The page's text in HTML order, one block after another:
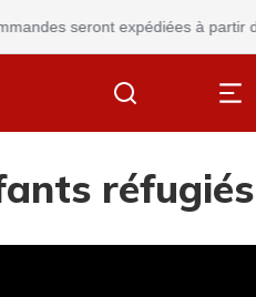
seront expédiées à partir du
réfugiés